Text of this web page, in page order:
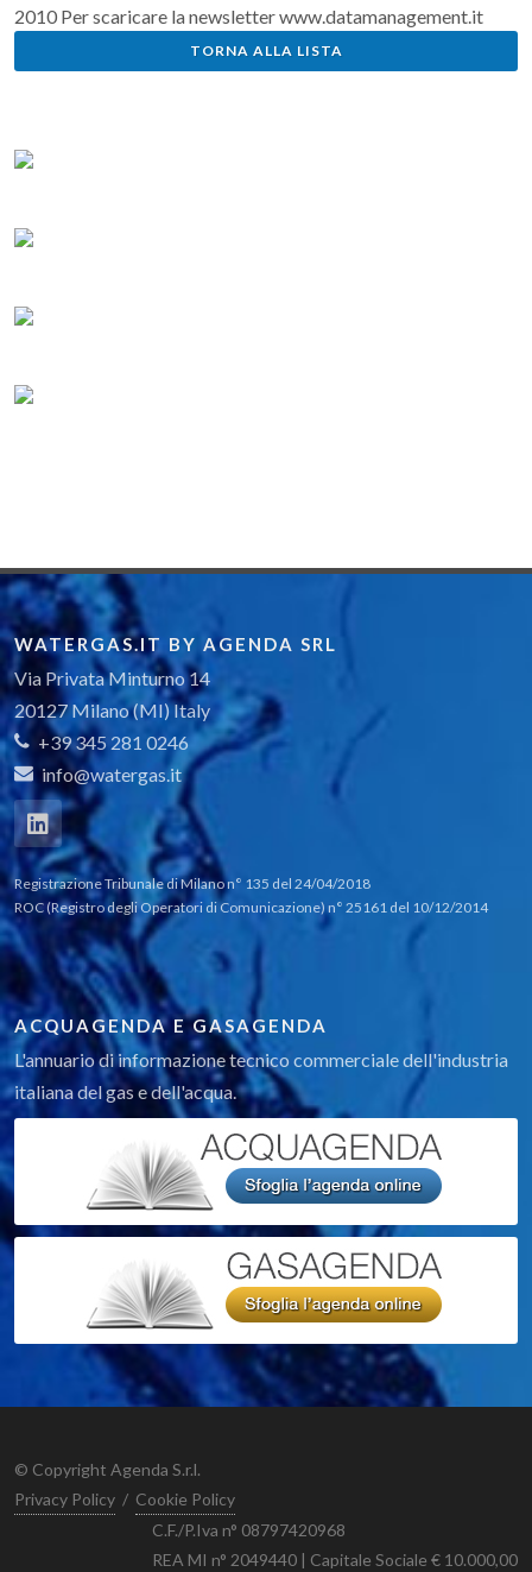
2010 Per scaricare la newsletter www.datamanagement.it
TORNA ALLA LISTA
WATERGAS.IT BY AGENDA SRL
Via Privata Minturno 14
20127 Milano (MI) Italy
+39 345 281 0246
info@watergas.it
Registrazione Tribunale di Milano n° 135 del 24/04/2018
ROC (Registro degli Operatori di Comunicazione) n° 25161 del 10/12/2014
ACQUAGENDA E GASAGENDA
L'annuario di informazione tecnico commerciale dell'industria
italiana del gas e dell'acqua.
© Copyright Agenda S.r.l.
Privacy Policy / Cookie Policy
C.F./P.Iva n° 08797420968
REA MI n° 2049440 | Capitale Sociale € 10.000,00